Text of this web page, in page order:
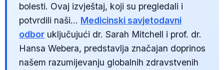
bolesti. Ovaj izvještaj, koji su pregledali i
potvrdili naši... Medicinski savjetodavni
odbor uključujući dr. Sarah Mitchell i prof. dr.
Hansa Webera, predstavlja značajan doprinos
našem razumijevanju globalnih zdravstvenih